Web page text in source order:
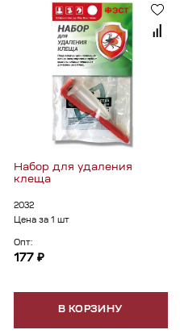
Набор для удаления
клеща
2032
Цена за 1 шт
Опт:
177 ₽
В КОРЗИНУ